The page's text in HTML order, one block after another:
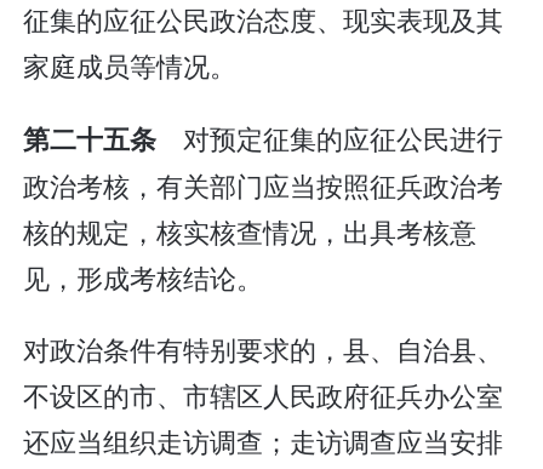
征集的应征公民政治态度、现实表现及其
家庭成员等情况。
第二十五条 对预定征集的应征公民进行
政治考核，有关部门应当按照征兵政治考
核的规定，核实核查情况，出具考核意
见，形成考核结论。
对政治条件有特别要求的，县、自治县、
不设区的市、市辖区人民政府征兵办公室
还应当组织走访调查；走访调查应当安排